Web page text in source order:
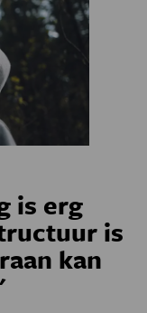
is erg
is
kan